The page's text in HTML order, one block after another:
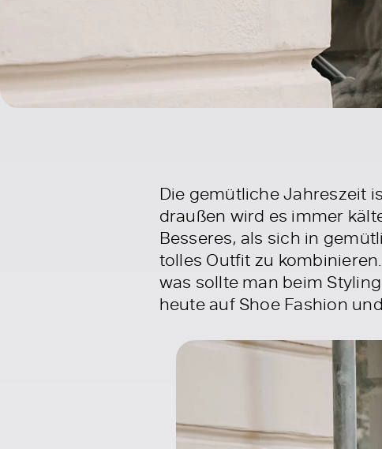
Die gemütliche Jahreszeit
draußen wird es immer
Besseres, als sich in
tolles Outfit zu
was sollte man beim
heute auf Shoe Fashion